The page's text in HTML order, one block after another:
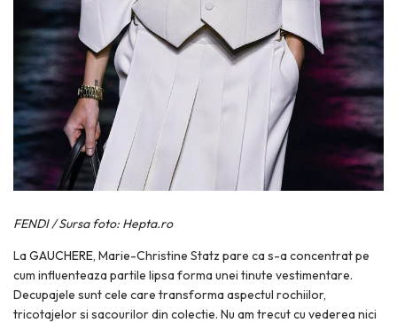
FENDI / Sursa foto: Hepta.ro
La GAUCHERE, Marie-Christine Statz pare ca s-a concentrat pe
cum influenteaza partile lipsa forma unei tinute vestimentare.
Decupajele sunt cele care transforma aspectul rochiilor,
tricotajelor si sacourilor din colectie. Nu am trecut cu vederea nici